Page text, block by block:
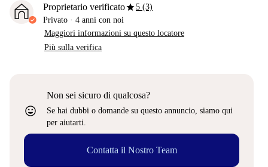
Proprietario verificatostar5 (3)
Privato · 4 anni con noi
Maggiori informazioni su questo locatore
Più sulla verifica
sentiment_very_satisfied
Non sei sicuro di qualcosa?
Se hai dubbi o domande su questo annuncio, siamo qui
per aiutarti.
Contatta il Nostro Team